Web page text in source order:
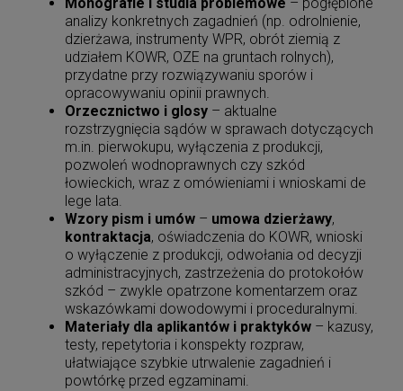
Monografie i studia problemowe – pogłębione
analizy konkretnych zagadnień (np. odrolnienie,
dzierżawa, instrumenty WPR, obrót ziemią z
udziałem KOWR, OZE na gruntach rolnych),
przydatne przy rozwiązywaniu sporów i
opracowywaniu opinii prawnych.
Orzecznictwo i glosy – aktualne
rozstrzygnięcia sądów w sprawach dotyczących
m.in. pierwokupu, wyłączenia z produkcji,
pozwoleń wodnoprawnych czy szkód
łowieckich, wraz z omówieniami i wnioskami de
lege lata.
Wzory pism i umów – umowa dzierżawy,
kontraktacja, oświadczenia do KOWR, wnioski
o wyłączenie z produkcji, odwołania od decyzji
administracyjnych, zastrzeżenia do protokołów
szkód – zwykle opatrzone komentarzem oraz
wskazówkami dowodowymi i proceduralnymi.
Materiały dla aplikantów i praktyków – kazusy,
testy, repetytoria i konspekty rozpraw,
ułatwiające szybkie utrwalenie zagadnień i
powtórkę przed egzaminami.